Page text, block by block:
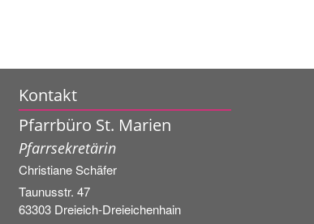
Kontakt
Pfarrbüro St. Marien
Pfarrsekretärin
ChristianeSchäfer
Taunusstr. 47
63303 Dreieich-Dreieichenhain